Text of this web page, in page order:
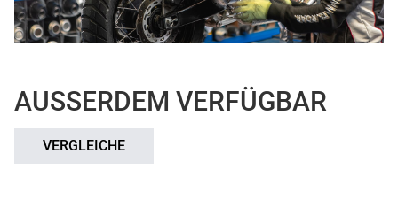
AUSSERDEM VERFÜGBAR
VERGLEICHE